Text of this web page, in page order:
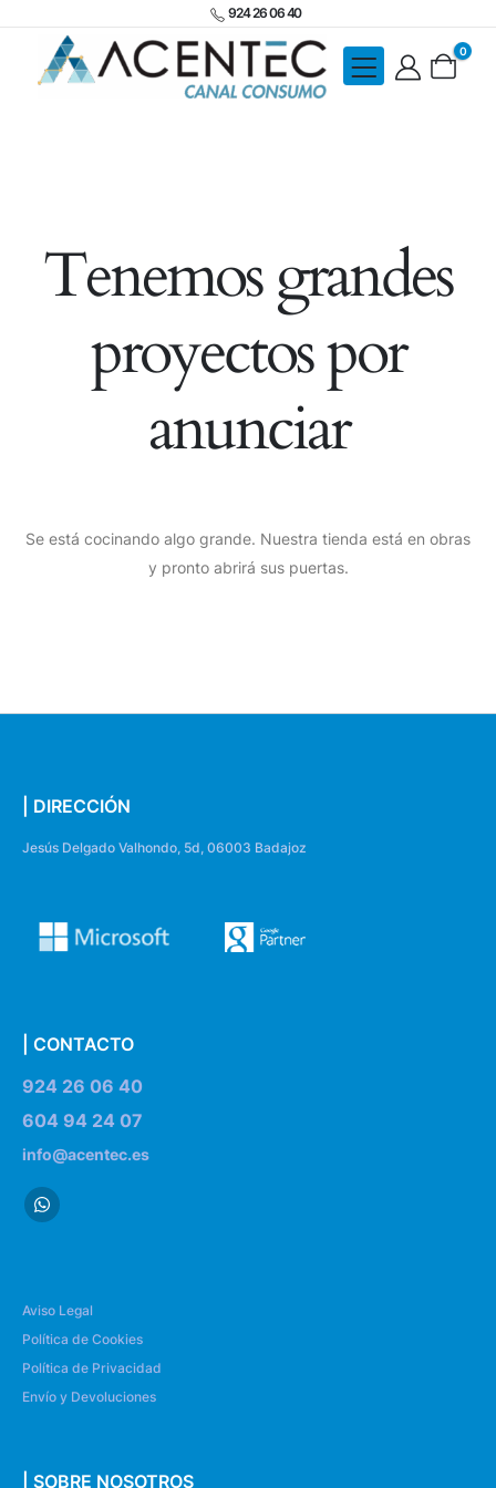
924 26 06 40
0
Tenemos grandes
proyectos por
anunciar
Se está cocinando algo grande. Nuestra tienda está en obras
y pronto abrirá sus puertas.
| DIRECCIÓN
Jesús Delgado Valhondo, 5d, 06003 Badajoz
| CONTACTO
924 26 06 40
604 94 24 07
info@acentec.es
Aviso Legal
Política de Cookies
Política de Privacidad
Envío y Devoluciones
| SOBRE NOSOTROS